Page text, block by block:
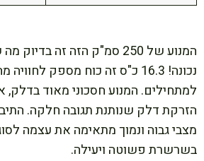
המנוע של 250 סמ"ק הזה זה
נכונה! 16.3 כ"ס זה כוח מספק
למתחילים. המנוע חסכוני מאוד בדלק,
הזרקת דלק שנותנת תגובה חלקה.
מצבי גבוה ונמוך מתאימה את עצמה
בשרשרת פשוטה ויעילה.